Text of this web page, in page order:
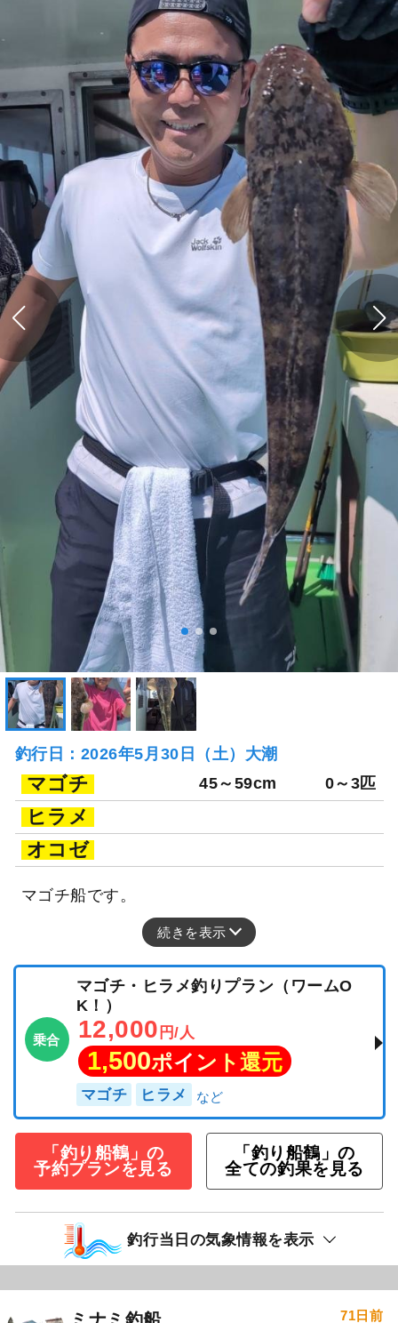
釣行日：2026年5月30日（土）大潮
マゴチ 45～59cm 0～3匹
ヒラメ
オコゼ
マゴチ船です。
続きを表示
乗合
マゴチ・ヒラメ釣りプラン（ワームO
K！）
12,000 円/人
1,500ポイント還元
マゴチ ヒラメ
「釣り船鶴」の
予約プランを見る
「釣り船鶴」の
全ての釣果を見る
釣行当日の気象情報を表示
71日前